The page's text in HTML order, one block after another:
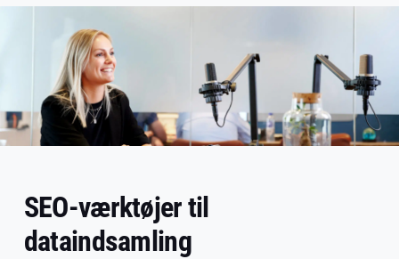
SEO-værktøjer til
dataindsamling